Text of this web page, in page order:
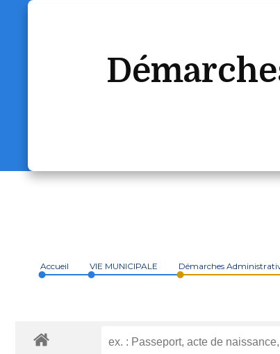
Accueil VIE MUNICIPALE Démarches